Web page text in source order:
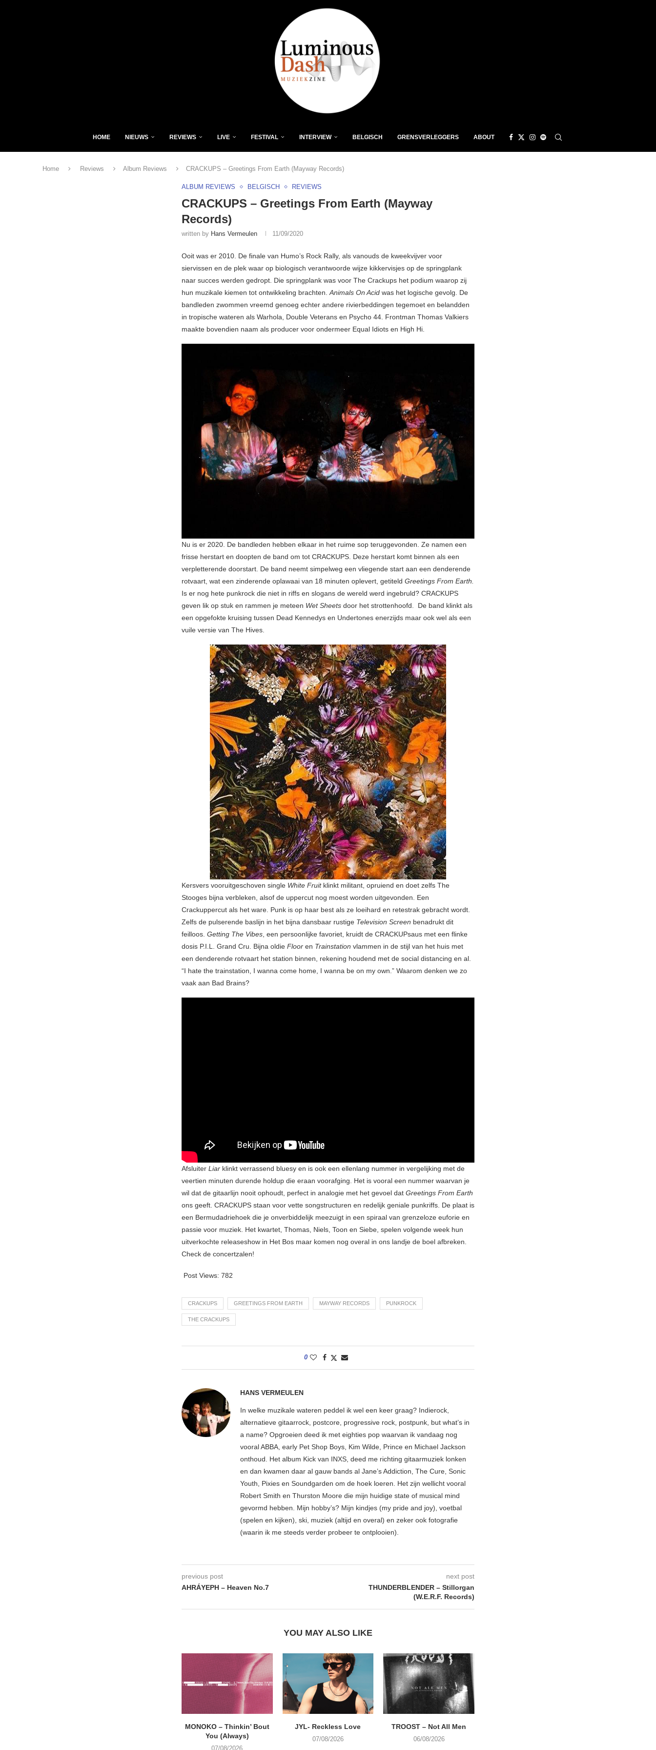
HOME NIEUWS REVIEWS LIVE FESTIVAL INTERVIEW BELGISCH GRENSVERLEGGERS ABOUT
Home Reviews Album Reviews CRACKUPS – Greetings From Earth (Mayway Records)
ALBUM REVIEWS BELGISCH REVIEWS
CRACKUPS – Greetings From Earth (Mayway
Records)
written by Hans Vermeulen 11/09/2020
Ooit was er 2010. De finale van Humo’s Rock Rally, als vanouds de kweekvijver voor
siervissen en de plek waar op biologisch verantwoorde wijze kikkervisjes op de springplank
naar succes werden gedropt. Die springplank was voor The Crackups het podium waarop zij
hun muzikale kiemen tot ontwikkeling brachten.Animals On Acid was het logische gevolg. De
bandleden zwommen vreemd genoeg echter andere rivierbeddingen tegemoet en belandden
in tropische wateren als Warhola, Double Veterans en Psycho 44. Frontman Thomas Valkiers
maakte bovendien naam als producer voor ondermeer Equal Idiots en High Hi.
Nu is er 2020. De bandleden hebben elkaar in het ruime sop teruggevonden. Ze namen een
frisse herstart en doopten de band om tot CRACKUPS. Deze herstart komt binnen als een
verpletterende doorstart. De band neemt simpelweg een vliegende start aan een denderende
rotvaart, wat een zinderende oplawaai van 18 minuten oplevert, getiteld Greetings From Earth.
Is er nog hete punkrock die niet in riffs en slogans de wereld werd ingebruld? CRACKUPS
geven lik op stuk en rammen je meteen Wet Sheets door het strottenhoofd. De band klinkt als
een opgefokte kruising tussen Dead Kennedys en Undertones enerzijds maar ook wel als een
vuile versie van The Hives.
Kersvers vooruitgeschoven single White Fruitklinkt militant, opruiend en doet zelfs The
Stooges bijna verbleken, alsof de uppercut nog moest worden uitgevonden. Een
Crackuppercut als het ware. Punk is op haar best als ze loeihard en retestrak gebracht wordt.
Zelfs de pulserende baslijn in het bijna dansbaar rustige Television Screen benadrukt dit
feilloos. Getting The Vibes, een persoonlijke favoriet, kruidt de CRACKUPsaus met een flinke
dosis P.I.L. Grand Cru. Bijna oldie Floor en Trainstation vlammen in de stijl van het huis met
een denderende rotvaart het station binnen, rekening houdend met de social distancing en al.
“I hate the trainstation, I wanna come home, I wanna be on my own.” Waarom denken we zo
vaak aan Bad Brains?
Afsluiter Liar klinkt verrassend bluesy en is ook een ellenlang nummer in vergelijking met de
veertien minuten durende holdup die eraan voorafging. Het is vooral een nummer waarvan je
wil dat de gitaarlijn nooit ophoudt, perfect in analogie met het gevoel dat Greetings From Earth
ons geeft. CRACKUPS staan voor vette songstructuren en redelijk geniale punkriffs. De plaat is
een Bermudadriehoek die je onverbiddelijk meezuigt in een spiraal van grenzeloze euforie en
passie voor muziek. Het kwartet, Thomas, Niels, Toon en Siebe, spelen volgende week hun
uitverkochte releaseshow in Het Bos maar komen nog overal in ons landje de boel afbreken.
Check de concertzalen!
Post Views: 782
CRACKUPS GREETINGS FROM EARTH MAYWAY RECORDS PUNKROCK
THE CRACKUPS
0
HANS VERMEULEN
In welke muzikale wateren peddel ik wel een keer graag? Indierock,
alternatieve gitaarrock, postcore, progressive rock, postpunk, but what’s in
a name? Opgroeien deed ik met eighties pop waarvan ik vandaag nog
vooral ABBA, early Pet Shop Boys, Kim Wilde, Prince en Michael Jackson
onthoud. Het album Kick van INXS, deed me richting gitaarmuziek lonken
en dan kwamen daar al gauw bands al Jane’s Addiction, The Cure, Sonic
Youth, Pixies en Soundgarden om de hoek loeren. Het zijn wellicht vooral
Robert Smith en Thurston Moore die mijn huidige state of musical mind
gevormd hebben. Mijn hobby’s? Mijn kindjes (my pride and joy), voetbal
(spelen en kijken), ski, muziek (altijd en overal) en zeker ook fotografie
(waarin ik me steeds verder probeer te ontplooien).
previous post
AHRÁYEPH – Heaven No.7
next post
THUNDERBLENDER – Stillorgan
(W.E.R.F. Records)
YOU MAY ALSO LIKE
MONOKO – Thinkin’ Bout
You (Always)
07/08/2026
JYL- Reckless Love
07/08/2026
TROOST – Not All Men
06/08/2026